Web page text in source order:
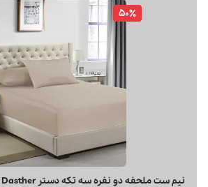
60٪
شلوار اسلش مردانه بالون مدل 44128
7,500,000
3,000,000 تومان
مشاهد و خرید